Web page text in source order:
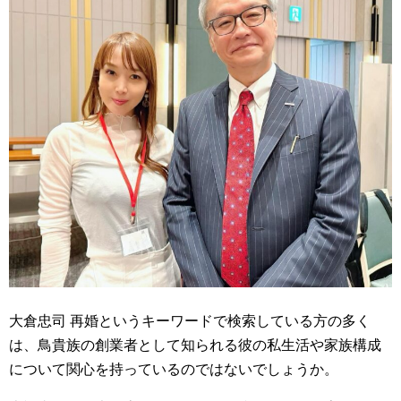
大倉忠司 再婚というキーワードで検索している方の多く
は、鳥貴族の創業者として知られる彼の私生活や家族構成
について関心を持っているのではないでしょうか。